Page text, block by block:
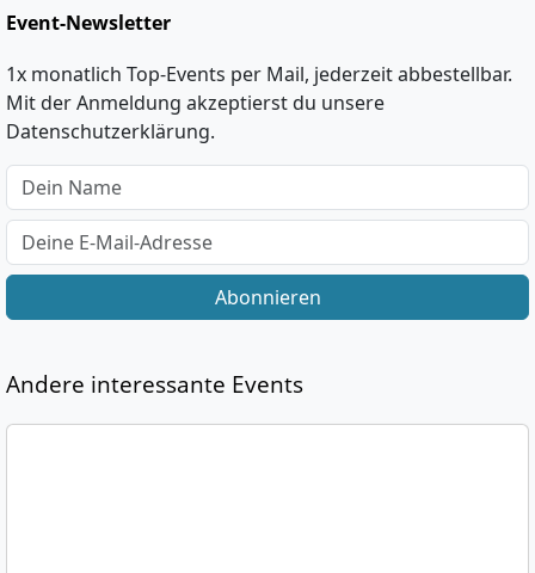
Event-Newsletter
1x monatlich Top-Events per Mail, jederzeit abbestellbar.
Mit der Anmeldung akzeptierst du unsere
Datenschutzerklärung.
Abonnieren
Andere interessante Events